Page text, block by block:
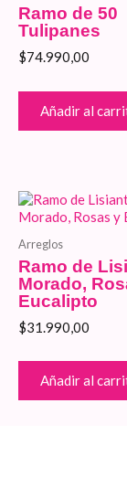
Ramo de 50
Tulipanes
$74.990,00
Añadir al
Arreglos
Ramo de
Morado,
Eucalipto
$31.990,00
Añadir al